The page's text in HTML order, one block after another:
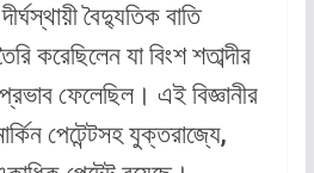
বৈদ্যুতিক বাতি
করেছিলেন যা বিংশ শতাব্দীর
ফেলেছিল। এই বিজ্ঞানীর
পেটেন্টসহ যুক্তরাজ্যে,